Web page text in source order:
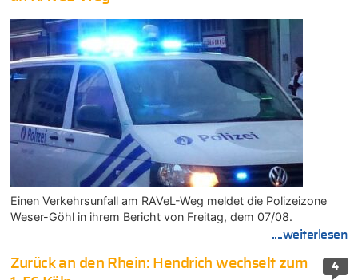
Einen Verkehrsunfall am RAVeL-Weg meldet die Polizeizone
Weser-Göhl in ihrem Bericht von Freitag, dem 07/08.
....weiterlesen
4
Zurück an den Rhein: Hendrich wechselt zum